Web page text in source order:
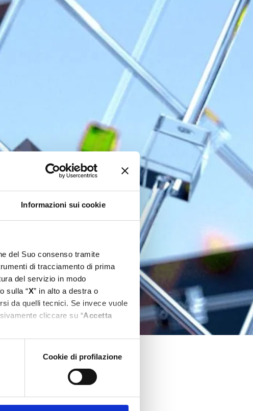
Informazioni sui cookie
del Suo consenso tramite
di tracciamento di prima
del servizio in modo
sulla “X” in alto a destra o
da quelli tecnici. Se invece vuole
cliccare su “Accetta
Cookie di profilazione